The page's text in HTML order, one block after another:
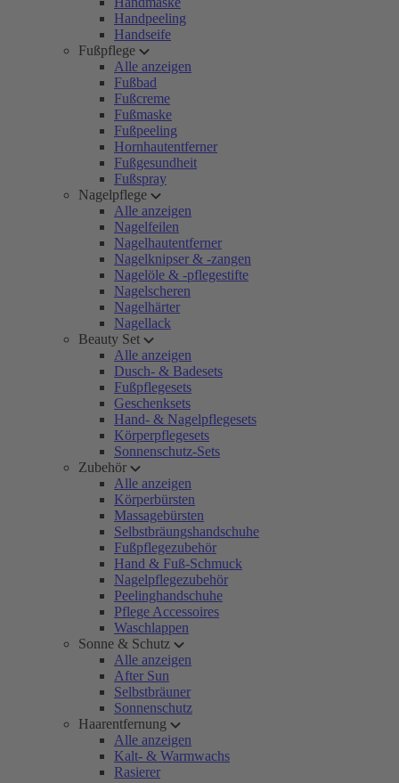
Handpeeling
Handseife
Fußpflege
Alle anzeigen
Fußbad
Fußcreme
Fußmaske
Fußpeeling
Hornhautentferner
Fußgesundheit
Fußspray
Nagelpflege
Alle anzeigen
Nagelfeilen
Nagelhautentferner
Nagelknipser & -zangen
Nagelöle & -pflegestifte
Nagelscheren
Nagelhärter
Nagellack
Beauty Set
Alle anzeigen
Dusch- & Badesets
Fußpflegesets
Geschenksets
Hand- & Nagelpflegesets
Körperpflegesets
Sonnenschutz-Sets
Zubehör
Alle anzeigen
Körperbürsten
Massagebürsten
Selbstbräungshandschuhe
Fußpflegezubehör
Hand & Fuß-Schmuck
Nagelpflegezubehör
Peelinghandschuhe
Pflege Accessoires
Waschlappen
Sonne & Schutz
Alle anzeigen
After Sun
Selbstbräuner
Sonnenschutz
Haarentfernung
Alle anzeigen
Kalt- & Warmwachs
Rasierer